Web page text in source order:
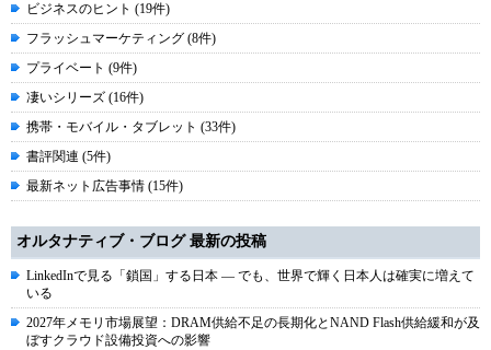
ビジネスのヒント (19件)
フラッシュマーケティング (8件)
プライベート (9件)
凄いシリーズ (16件)
携帯・モバイル・タブレット (33件)
書評関連 (5件)
最新ネット広告事情 (15件)
オルタナティブ・ブログ 最新の投稿
LinkedInで見る「鎖国」する日本 ― でも、世界で輝く日本人は確実に増えて
いる
2027年メモリ市場展望：DRAM供給不足の長期化とNAND Flash供給緩和が及
ぼすクラウド設備投資への影響